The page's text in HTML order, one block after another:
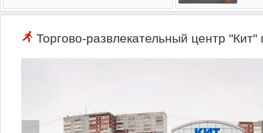
Торгово-развлекательный центр "Кит"